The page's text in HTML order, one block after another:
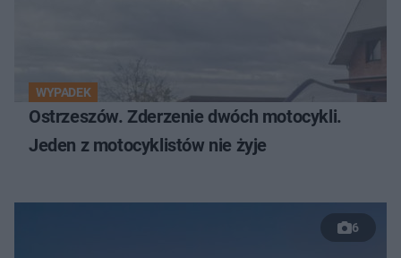
WYPADEK
Ostrzeszów. Zderzenie dwóch motocykli.
Jeden z motocyklistów nie żyje
6